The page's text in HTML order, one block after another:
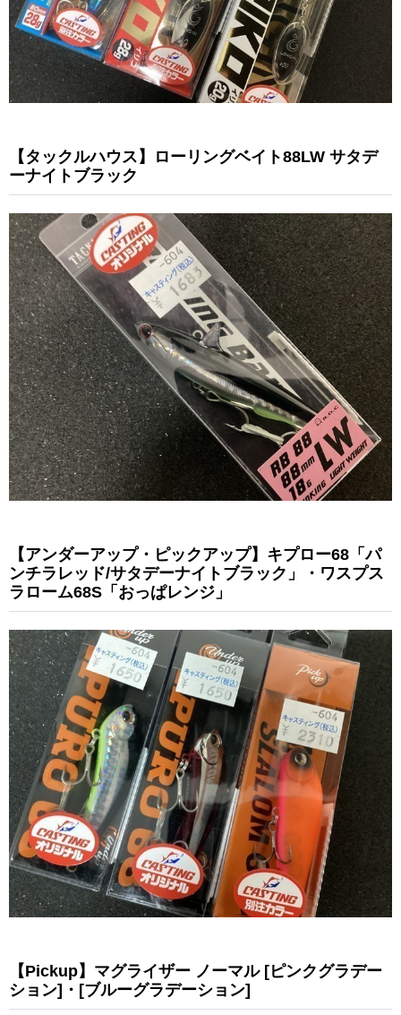
【タックルハウス】ローリングベイト88LW サタデ
ーナイトブラック
【アンダーアップ・ピックアップ】キプロー68「パ
ンチラレッド/サタデーナイトブラック」・ワスプス
ラローム68S「おっぱレンジ」
【Pickup】マグライザー ノーマル [ピンクグラデー
ション]・[ブルーグラデーション]